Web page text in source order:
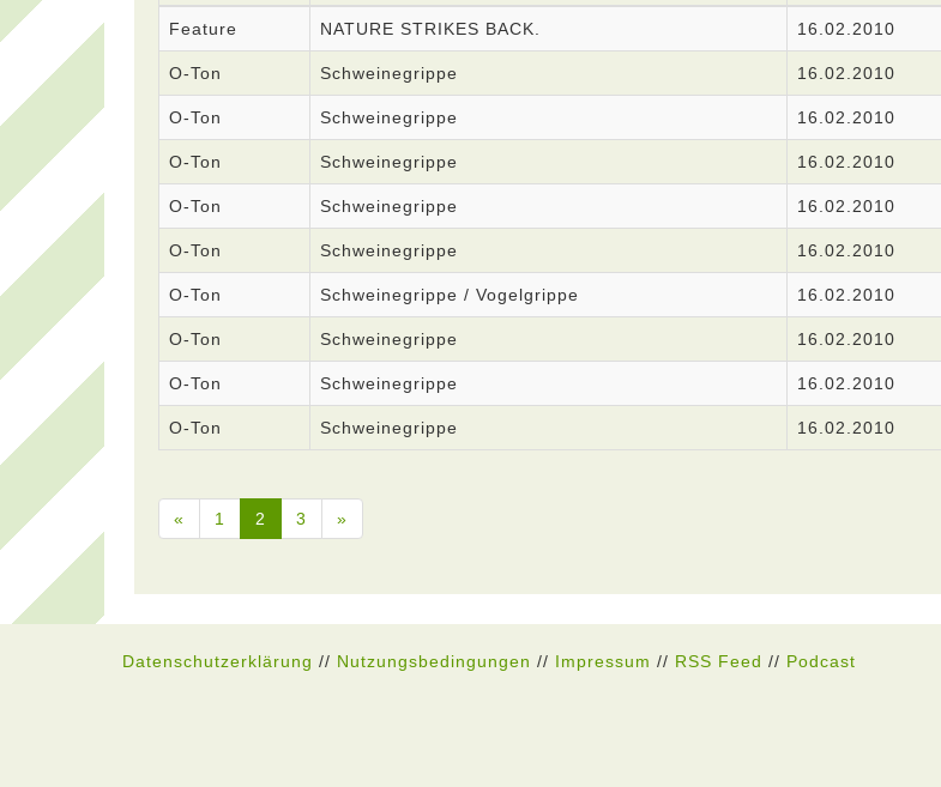
Feature NATURE STRIKES BACK. 16.02.2010
O-Ton Schweinegrippe 16.02.2010
O-Ton Schweinegrippe 16.02.2010
O-Ton Schweinegrippe 16.02.2010
O-Ton Schweinegrippe 16.02.2010
O-Ton Schweinegrippe 16.02.2010
O-Ton Schweinegrippe / Vogelgrippe 16.02.2010
O-Ton Schweinegrippe 16.02.2010
O-Ton Schweinegrippe 16.02.2010
O-Ton Schweinegrippe 16.02.2010
« 1 2 3 »
Datenschutzerklärung // Nutzungsbedingungen // Impressum // RSS Feed // Podcast